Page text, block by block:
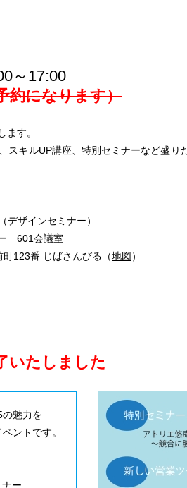
～17:00
約になります）
す。
スキルUP講座、特別セミナーなど盛り
デザインセミナー）
601会議室
123番 じばさんびる（地図 ）
いたしました
魅力を
ントです。
ー